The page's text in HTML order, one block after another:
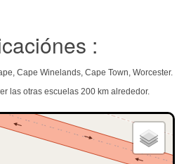
:
Cape Winelands, Cape Town, Worcester.
las otras escuelas 200 km alrededor.